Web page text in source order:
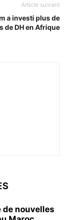
Article suivant
a investi plus de
de DH en Afrique
nouvelles